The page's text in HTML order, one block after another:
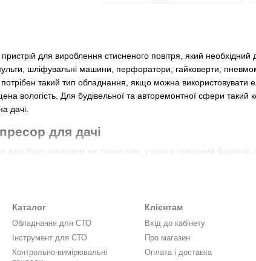
для вироблення стисненого повітря, який необхідний
шліфувальні машини, перфоратори, гайковерти,
такий тип обладнання, якщо можна використовувати
вологість. Для будівельної та авторемонтної сфери
дачі.
для дачі
дачі буде корисним не тільки тим, у кого є заміський
роботи.
Каталог
Обладнання для СТО
Інструмент для СТО
Контрольно-вимірювальні
Клієнтам
Вхід до кабінету
Про магазин
Оплата і доставка